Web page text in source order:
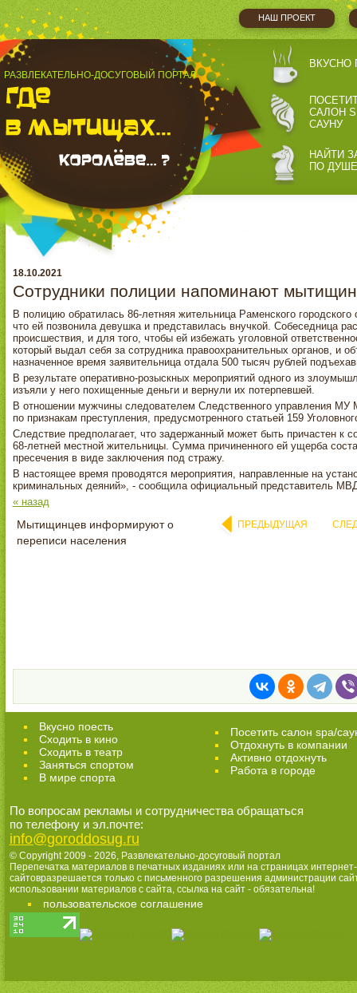
НАШ ПРОЕКТ
РАЗВЛЕКАТЕЛЬНО-ДОСУГОВЫЙ ПОРТАЛ
ВКУСНО
САЛОН
САУНУ
НАЙТИ
ПО ДУШЕ
18.10.2021
Сотрудники полиции напоминают
В полицию обратилась 86-летняя жительница Раменского
что ей позвонила девушка и представилась внучкой. Собеседница
происшествия, и для того, чтобы ей избежать уголовной
который выдал себя за сотрудника правоохранительных органов, и
назначенное время заявительница отдала 500 тысяч рублей
В результате оперативно-розыскных мероприятий одного из
изъяли у него похищенные деньги и вернули их потерпевшей.
В отношении мужчины следователем Следственного управления
по признакам преступления, предусмотренного статьей 159
Следствие предполагает, что задержанный может быть причастен к
68-летней местной жительницы. Сумма причиненного ей ущерба
пресечения в виде заключения под стражу.
В настоящее время проводятся мероприятия, направленные на
криминальных деяний», - сообщила официальный представитель
« назад
Мытищинцев информируют о
переписи населения
ПРЕДЫДУЩАЯ
Вкусно поесть
Сходить в кино
Cходить в театр
Заняться спортом
В мире спорта
Посетить салон spa/
Отдохнуть в компании
Активно отдохнуть
Работа в городе
По вопросам рекламы и сотрудничества обращаться
по телефону и эл.почте:
info@goroddosug.ru
© Copyright 2009 - 2026, Развлекательно-досуговый портал
Перепечатка материалов в печатных изданиях или на страницах интернет-
сайтовразрешается только с письменного разрешения администрации
использовании материалов с сайта, ссылка на сайт - обязательна!
пользовательское соглашение